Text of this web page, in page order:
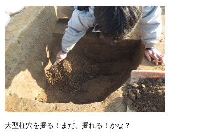
大型柱穴を掘る！まだ、掘れる！かな？